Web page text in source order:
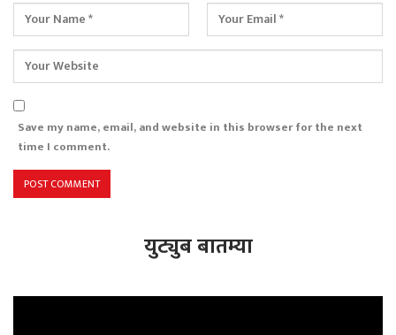
Save my name, email, and website in this browser for the next
time I comment.
युट्युब बातम्या